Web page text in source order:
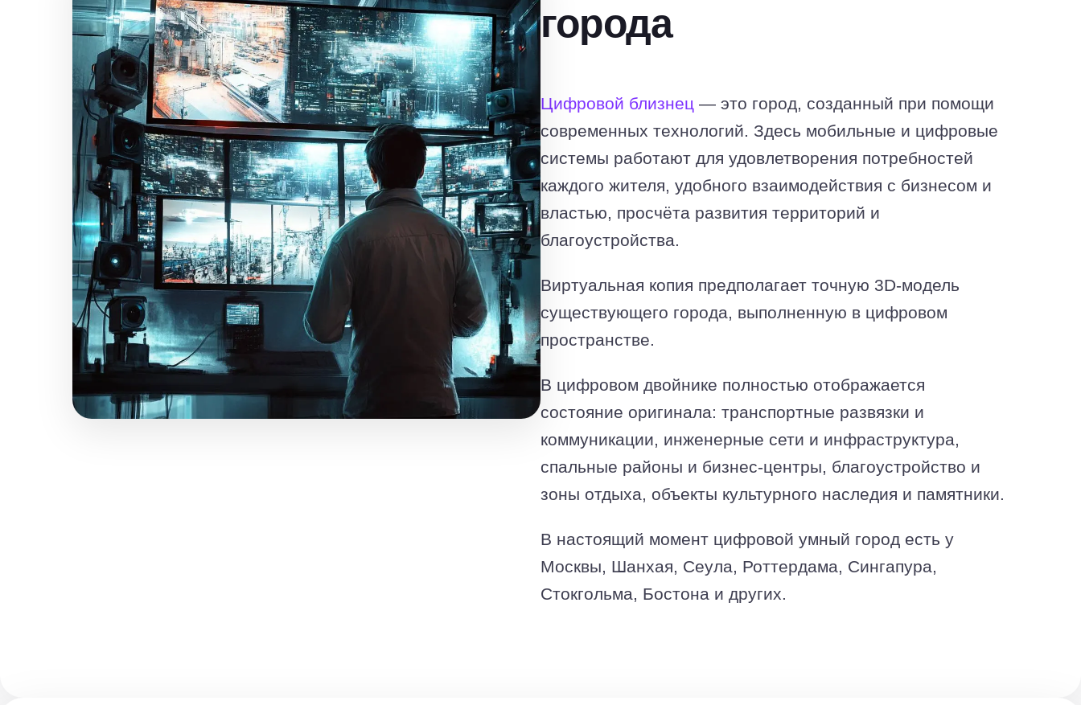
города
Цифровой близнец — это город, созданный при помощи
современных технологий. Здесь мобильные и цифровые
системы работают для удовлетворения потребностей
каждого жителя, удобного взаимодействия с бизнесом и
властью, просчёта развития территорий и
благоустройства.
Виртуальная копия предполагает точную 3D-модель
существующего города, выполненную в цифровом
пространстве.
В цифровом двойнике полностью отображается
состояние оригинала: транспортные развязки и
коммуникации, инженерные сети и инфраструктура,
спальные районы и бизнес-центры, благоустройство и
зоны отдыха, объекты культурного наследия и памятники.
В настоящий момент цифровой умный город есть у
Москвы, Шанхая, Сеула, Роттердама, Сингапура,
Стокгольма, Бостона и других.